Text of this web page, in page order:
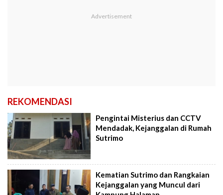
REKOMENDASI
Pengintai Misterius dan CCTV
Mendadak, Kejanggalan di Rumah
Sutrimo
Kematian Sutrimo dan Rangkaian
Kejanggalan yang Muncul dari